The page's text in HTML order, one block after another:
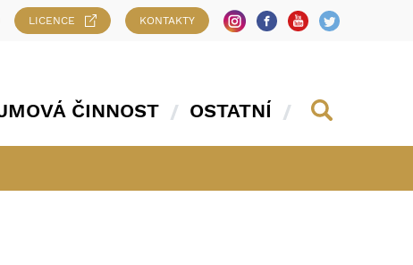
LICENCE KONTAKTY
ČINNOST OSTATNÍ